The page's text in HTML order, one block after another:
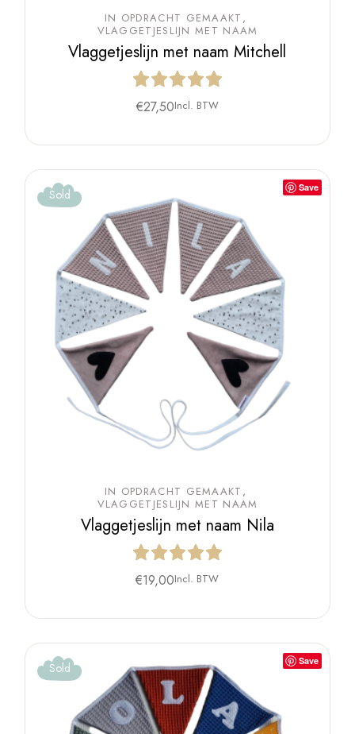
IN OPDRACHT GEMAAKT
VLAGGETJESLIJN MET NAAM
Vlaggetjeslijn met naam Mitchell
€27,50Incl. BTW
Save
Sold
IN OPDRACHT GEMAAKT
VLAGGETJESLIJN MET NAAM
Vlaggetjeslijn met naam Nila
€19,00Incl. BTW
Save
Sold